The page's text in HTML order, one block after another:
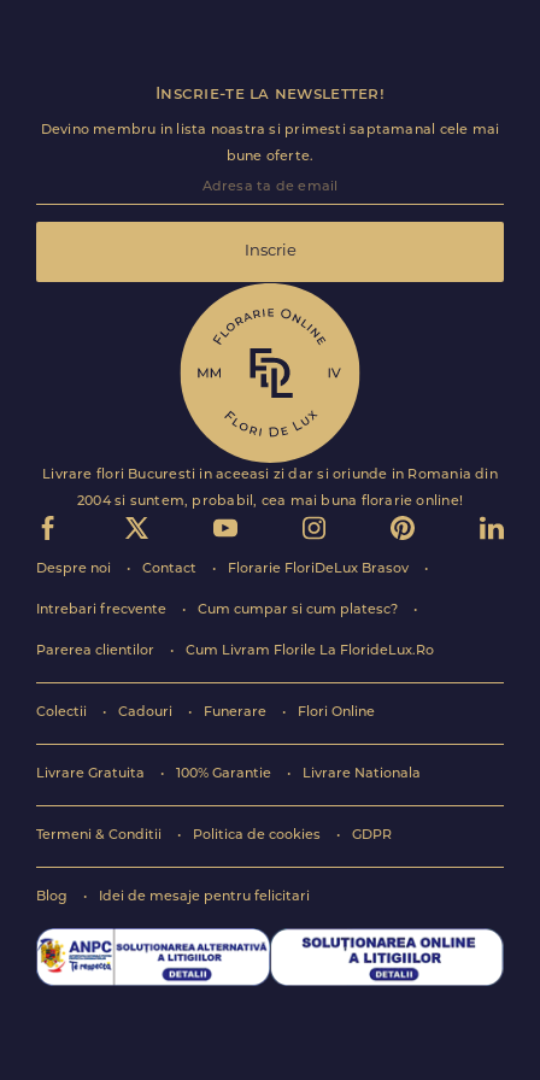
Inscrie-te la newsletter!
Devino membru in lista noastra si primesti saptamanal cele mai
bune oferte.
Inscrie
Livrare flori Bucuresti in aceeasi zi dar si oriunde in Romania din
2004 si suntem, probabil, cea mai buna florarie online!
Despre noi Contact Florarie FloriDeLux Brasov
Intrebari frecvente Cum cumpar si cum platesc?
Parerea clientilor Cum Livram Florile La FlorideLux.Ro
Colectii Cadouri Funerare Flori Online
Livrare Gratuita 100% Garantie Livrare Nationala
Termeni & Conditii Politica de cookies GDPR
Blog Idei de mesaje pentru felicitari